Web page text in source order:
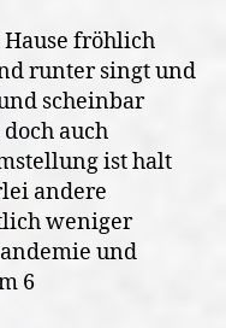
fröhlich
runter singt und
scheinbar
auch
ist halt
andere
weniger
und
6